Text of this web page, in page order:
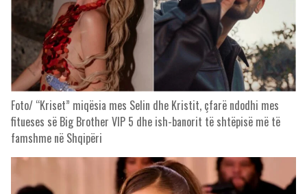
Foto/ “Kriset” miqësia mes Selin dhe Kristit, çfarë ndodhi mes
fitueses së Big Brother VIP 5 dhe ish-banorit të shtëpisë më të
famshme në Shqipëri